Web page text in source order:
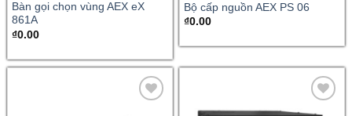
Bàn gọi chọn vùng AEX eX
861A
₫0.00
Bộ cấp nguồn AEX PS 06
₫0.00